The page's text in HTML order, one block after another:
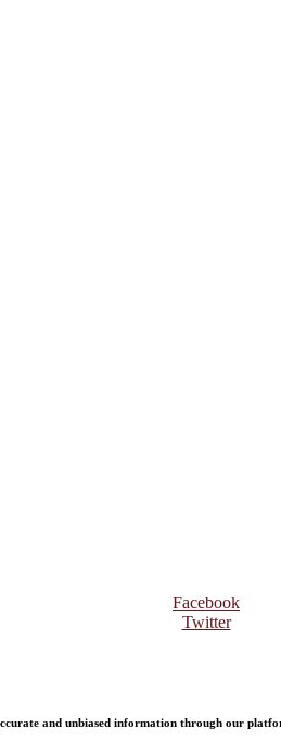
Facebook
Twitter
and unbiased information through our